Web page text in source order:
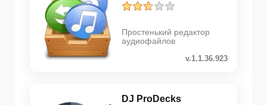
Простенький редактор
аудиофайлов
v.1.1.36.923
DJ ProDecks